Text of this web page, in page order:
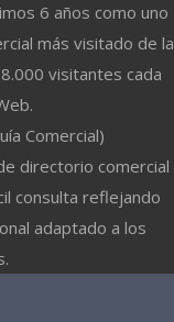
6 años como uno
más visitado de la
visitantes cada
Comercial)
directorio comercial
consulta reflejando
adaptado a los